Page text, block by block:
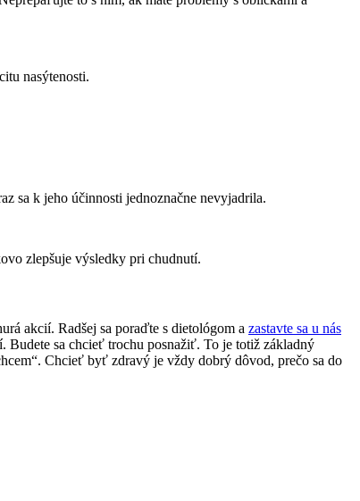
nasýtenosti.
sa k jeho účinnosti jednoznačne nevyjadrila.
zlepšuje výsledky pri chudnutí.
akcií. Radšej sa poraďte s dietológom a zastavte sa u nás
Budete sa chcieť trochu posnažiť. To je totiž základný
Chcieť byť zdravý je vždy dobrý dôvod, prečo sa do